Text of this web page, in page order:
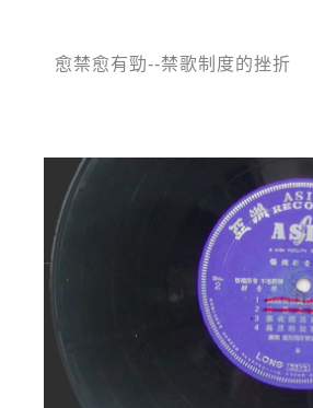
愈禁愈有勁--禁歌制度的挫折